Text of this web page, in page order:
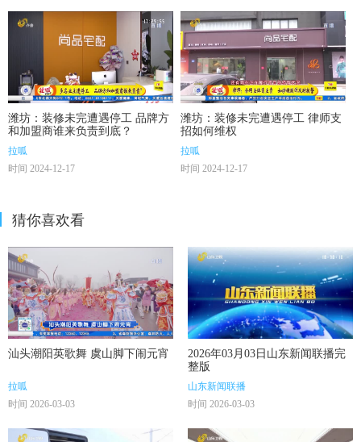
潍坊：装修未完遭遇停工 品牌方
和加盟商谁来负责到底？
拉呱
时间 2024-12-17
潍坊：装修未完遭遇停工 律师支
招如何维权
拉呱
时间 2024-12-17
猜你喜欢看
汕头潮阳英歌舞 虞山脚下闹元宵
拉呱
时间 2026-03-03
2026年03月03日山东新闻联播完
整版
山东新闻联播
时间 2026-03-03